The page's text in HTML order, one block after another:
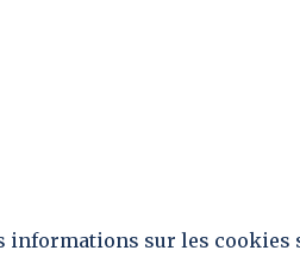
sur les cookies